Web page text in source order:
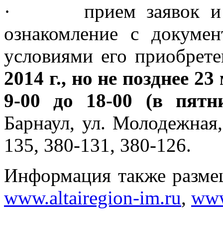
·
прием заявок
ознакомление с
условиями его
2014 г., но не позднее
9-00 до 18-00 (в
Барнаул, ул.
135, 380-131, 380-126.
Информация также
www.altairegion-im.ru,